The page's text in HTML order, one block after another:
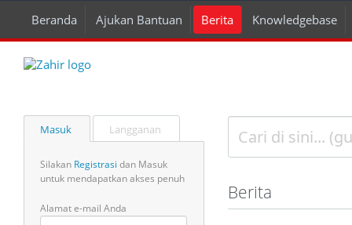
Beranda Ajukan Bantuan Berita Knowledgebase
Masuk Langganan
Silakan Registrasi dan Masuk
untuk mendapatkan akses penuh
Alamat e-mail Anda
Berita